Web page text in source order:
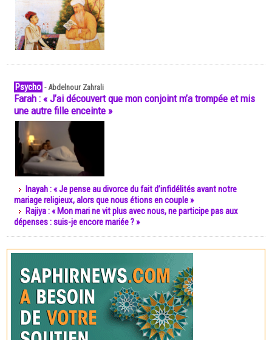
Psycho -Abdelnour Zahrali
Farah : « J’ai découvert que mon conjoint m’a trompée et mis
une autre fille enceinte »
Inayah : « Je pense au divorce du fait d’infidélités avant notre
mariage religieux, alors que nous étions en couple »
Rajiya : « Mon mari ne vit plus avec nous, ne participe pas aux
dépenses : suis-je encore mariée ? »